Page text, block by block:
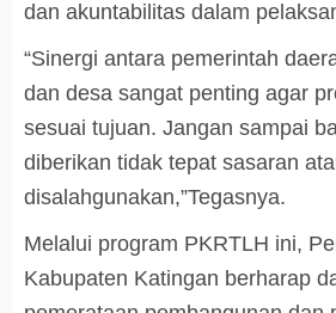
dan akuntabilitas dalam
“Sinergi antara pemerintah
dan desa sangat penting agar
sesuai tujuan. Jangan sampai
diberikan tidak tepat sasaran
disalahgunakan,”Tegasnya.
Melalui program PKRTLH ini,
Kabupaten Katingan berharap